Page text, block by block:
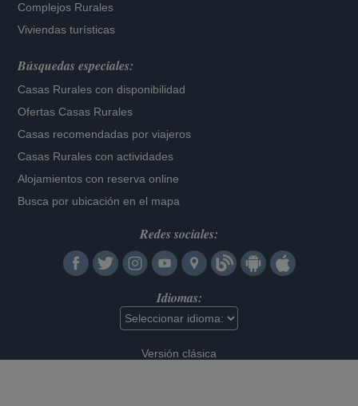
Complejos Rurales
Viviendas turísticas
Búsquedas especiales:
Casas Rurales con disponibilidad
Ofertas Casas Rurales
Casas recomendadas por viajeros
Casas Rurales con actividades
Alojamientos con reserva online
Busca por ubicación en el mapa
Redes sociales:
Idiomas:
Versión clásica